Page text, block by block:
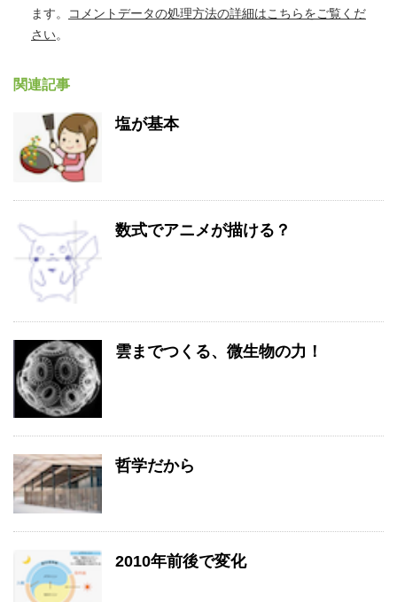
ます。
コメントデータの処理方法の詳細はこちらをご覧くだ
さい。
関連記事
塩が基本
数式でアニメが描ける？
雲までつくる、微生物の力！
哲学だから
2010年前後で変化